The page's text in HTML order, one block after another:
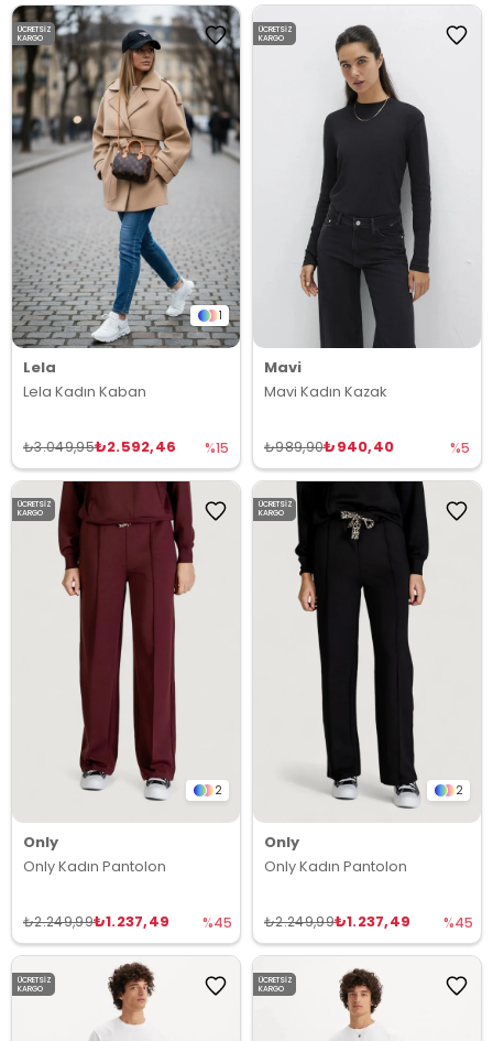
1
Lela
Lela Kadın Kaban
₺2.592,46
₺3.049,95 %15
ÜCRETSIZ
KARGO
Mavi
Mavi Kadın Kazak
₺940,40
₺989,90 %5
ÜCRETSIZ
KARGO
2
Only
Only Kadın Pantolon
₺1.237,49
₺2.249,99 %45
ÜCRETSIZ
KARGO
2
Only
Only Kadın Pantolon
₺1.237,49
₺2.249,99 %45
ÜCRETSIZ
KARGO
ÜCRETSIZ
KARGO
ÜCRETSIZ
KARGO